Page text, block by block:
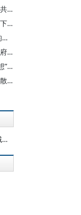
夏立平：全球安全倡议与共建人类安全共同体
夏立平：地缘政治与地缘经济双重视角下的美国“印太战略”
夏立平 董珊珊：试论新阶段中美关系的特点与趋势
夏立平：双层博弈理论视阈下特朗普政府的朝核政策①
夏立平 钟琦：特朗普政府“印太战略构想”评析
夏立平：论美国反核扩散战略与防核扩散政策
夏立平 蒋媛萍：美国国家安全战略视域下的外空新方略